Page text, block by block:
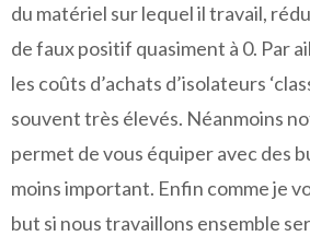
du matériel sur lequel il travail,
de faux positif quasiment à 0. Par
les coûts d’achats d’isolateurs
souvent très élevés. Néanmoins
permet de vous équiper avec des
moins important. Enfin comme je
but si nous travaillons ensemble